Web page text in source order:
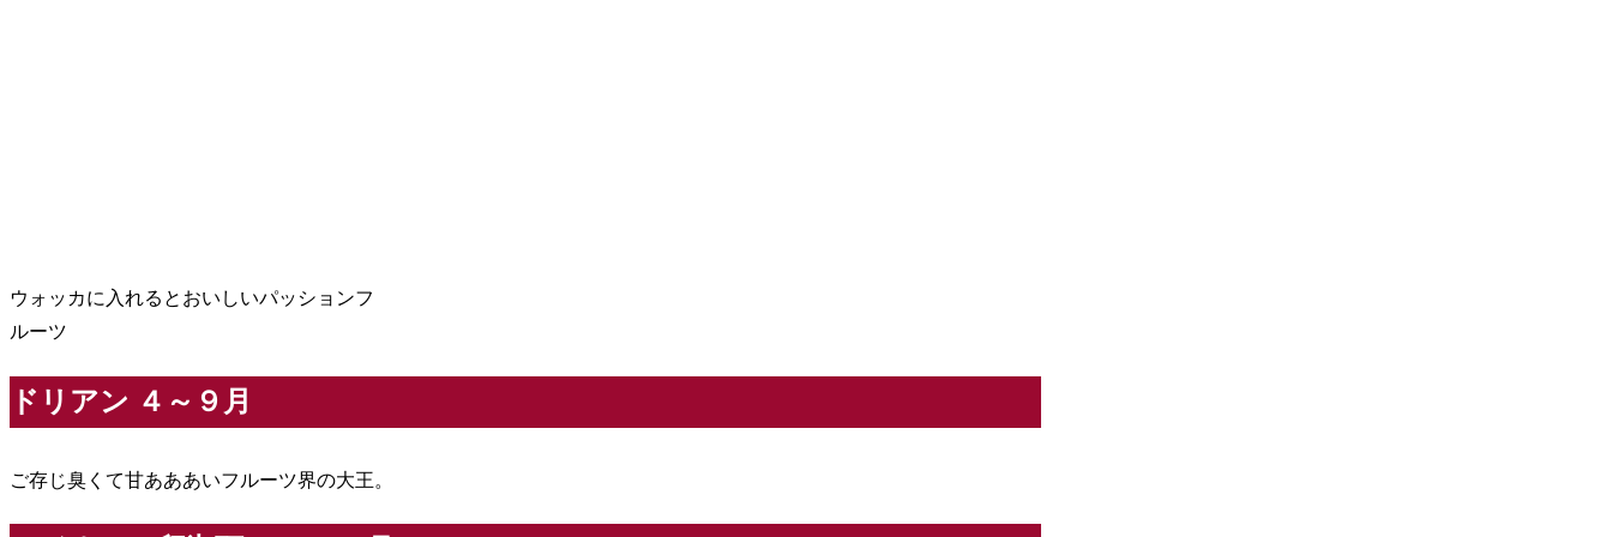
ウォッカに入れるとおいしいパッションフ
ルーツ
ドリアン ４～９月
ご存じ臭くて甘あああいフルーツ界の大王。